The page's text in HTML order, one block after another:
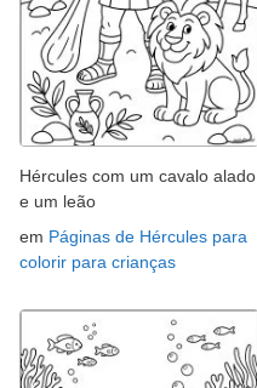
Hércules com um cavalo alado
e um leão
em Páginas de Hércules para
colorir para crianças